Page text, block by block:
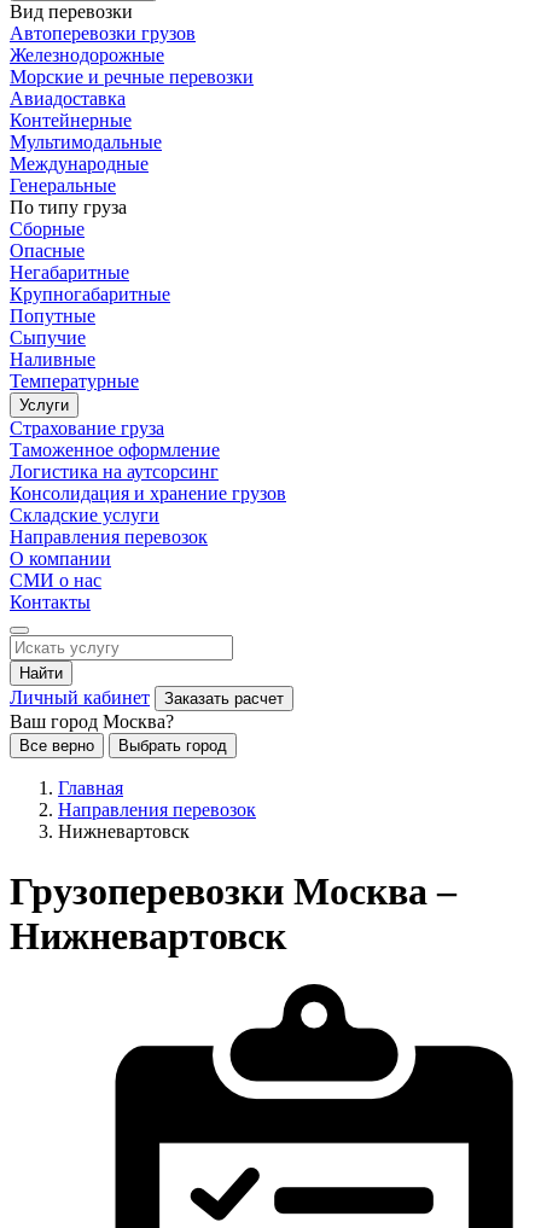
Вид перевозки
Автоперевозки грузов
Железнодорожные
Морские и речные перевозки
Авиадоставка
Контейнерные
Мультимодальные
Международные
Генеральные
По типу груза
Сборные
Опасные
Негабаритные
Крупногабаритные
Попутные
Сыпучие
Наливные
Температурные
Услуги
Страхование груза
Таможенное оформление
Логистика на аутсорсинг
Консолидация и хранение грузов
Складские услуги
Направления перевозок
О компании
СМИ о нас
Контакты
Найти
Личный кабинет Заказать расчет
Ваш город Москва?
Все верно Выбрать город
Главная
Направления перевозок
Нижневартовск
Грузоперевозки Москва –
Нижневартовск